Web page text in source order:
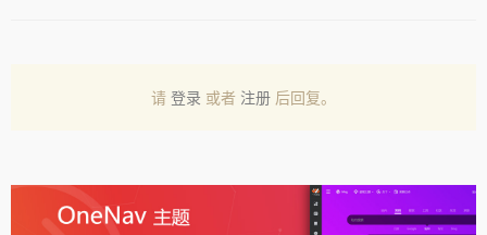
请 登录 或者 注册 后回复。